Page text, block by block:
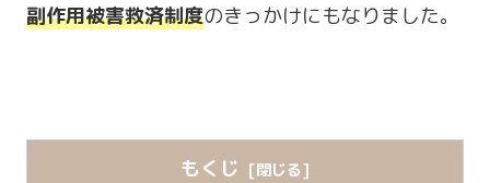
副作用被害救済制度のきっかけにもなりました。
もくじ